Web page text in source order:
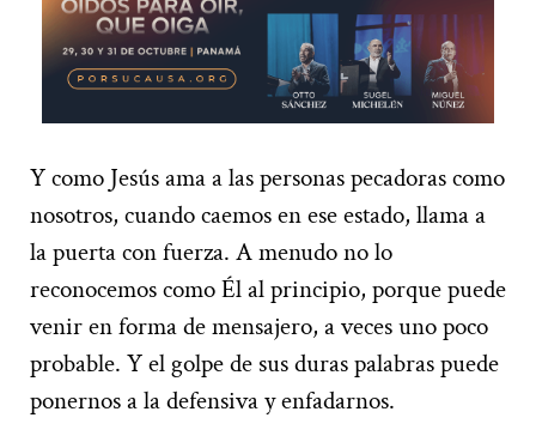
Y como Jesús ama a las personas pecadoras como
nosotros, cuando caemos en ese estado, llama a
la puerta con fuerza. A menudo no lo
reconocemos como Él al principio, porque puede
venir en forma de mensajero, a veces uno poco
probable. Y el golpe de sus duras palabras puede
ponernos a la defensiva y enfadarnos.